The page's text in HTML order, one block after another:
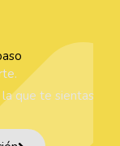
la que te sientas